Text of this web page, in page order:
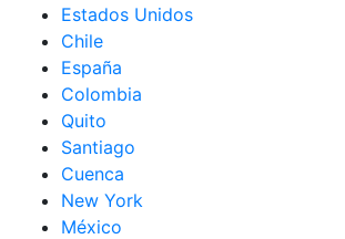
Estados Unidos
Chile
España
Colombia
Quito
Santiago
Cuenca
New York
México